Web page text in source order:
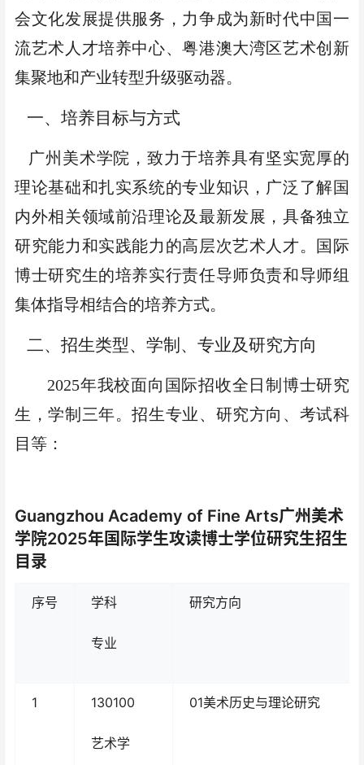
会文化发展提供服务，力争成为新时代中国一
流艺术人才培养中心、粤港澳大湾区艺术创新
集聚地和产业转型升级驱动器。
一、培养目标与方式
广州美术学院，致力于培养具有坚实宽厚的
理论基础和扎实系统的专业知识，广泛了解国
内外相关领域前沿理论及最新发展，具备独立
研究能力和实践能力 的高层次艺术人才。国际
博士研究生的培养实行责任导师负责和导师组
集体指导相结合的培养方式。
二、招生类型、学制、专业及研究方向
2025年我校面向 国际招收全日制博士研究
生，学制三年。招生专业、研究方向、考试科
目等：
Guangzhou Academy of Fine Arts广州美术
学院2025年国际学生攻读博士学位研究生招生
目录
序号 学科
专业
研究方向
1 130100
艺术学
01美术历史与理论研究